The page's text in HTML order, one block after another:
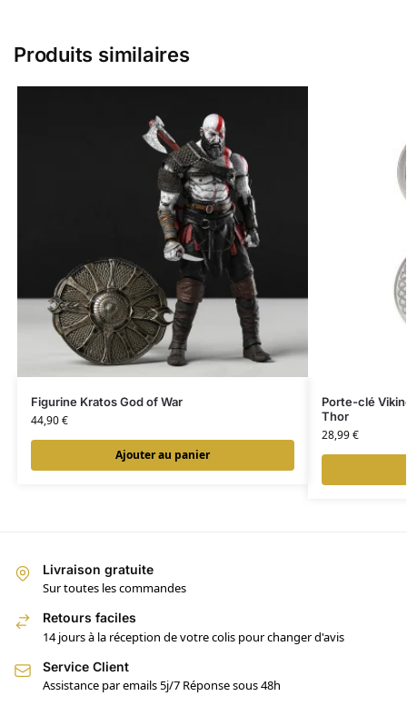
Produits similaires
Figurine Kratos God of War
44,90€
Ajouter au panier
Porte-clé
Thor
28,99€
Livraison gratuite
Sur toutes les commandes
Retours faciles
14 jours à la réception de votre colis pour changer d'avis
Service Client
Assistance par emails 5j/7 Réponse sous 48h